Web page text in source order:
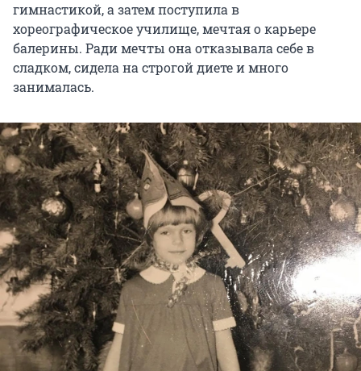
гимнастикой, а затем поступила в
хореографическое училище, мечтая о карьере
балерины. Ради мечты она отказывала себе в
сладком, сидела на строгой диете и много
занималась.